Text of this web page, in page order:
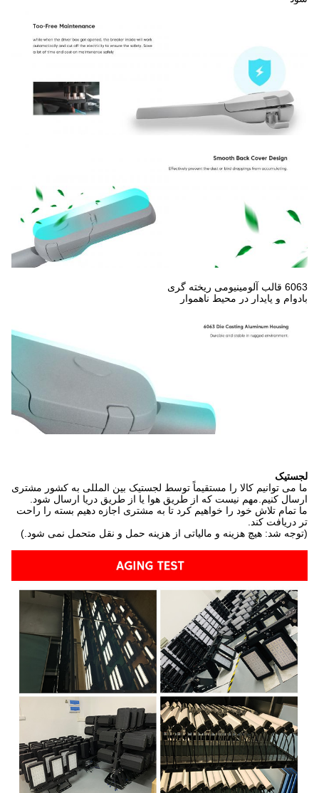
6063 قالب آلومینیومی ریخته گری
بادوام و پایدار در محیط ناهموار
لجستیک
ما می توانیم کالا را مستقیماً توسط لجستیک بین المللی به کشور مشتری
ارسال کنیم.مهم نیست که از طریق هوا یا از طریق دریا ارسال شود.
ما تمام تلاش خود را خواهیم کرد تا به مشتری اجازه دهیم بسته را راحت
تر دریافت کند.
(توجه شد: هیچ هزینه و مالیاتی از هزینه حمل و نقل متحمل نمی شود.)